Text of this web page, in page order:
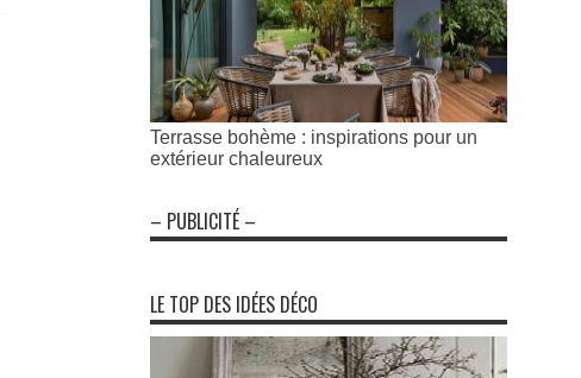
Terrasse bohème : inspirations pour un
extérieur chaleureux
– PUBLICITÉ –
LE TOP DES IDÉES DÉCO